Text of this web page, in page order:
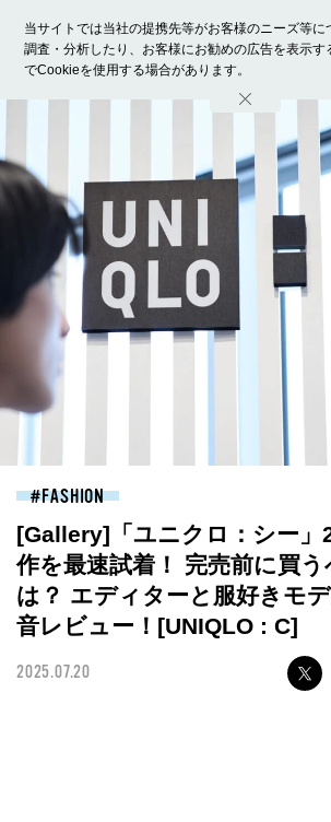
当サイトでは当社の提携先等がお客様のニーズ等に
調査・分析したり、お客様にお勧めの広告を表示す
でCookieを使用する場合があります。
ホーム モデル募集 ランキング フ
FASHION
[Gallery]「ユニクロ：シー」
作を最速試着！ 完売前に買
は？ エディターと服好きモ
音レビュー！[UNIQLO : C]
2025.07.20